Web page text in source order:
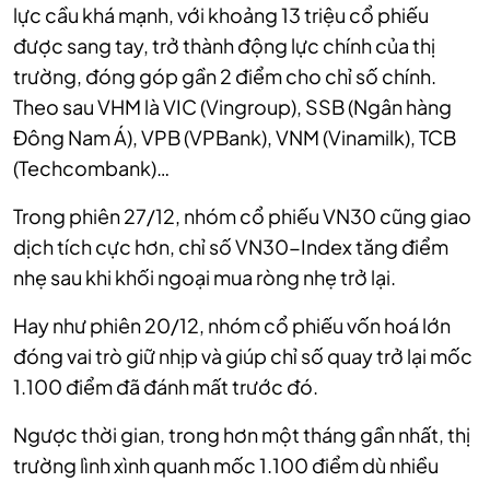
lực cầu khá mạnh, với khoảng 13 triệu cổ phiếu
được sang tay, trở thành động lực chính của thị
trường, đóng góp gần 2 điểm cho chỉ số chính.
Theo sau VHM là VIC (Vingroup), SSB (Ngân hàng
Đông Nam Á), VPB (VPBank), VNM (Vinamilk), TCB
(Techcombank)…
Trong phiên 27/12, nhóm cổ phiếu VN30 cũng giao
dịch tích cực hơn, chỉ số VN30-Index tăng điểm
nhẹ sau khi khối ngoại mua ròng nhẹ trở lại.
Hay như phiên 20/12, nhóm cổ phiếu vốn hoá lớn
đóng vai trò giữ nhịp và giúp chỉ số quay trở lại mốc
1.100 điểm đã đánh mất trước đó.
Ngược thời gian, trong hơn một tháng gần nhất, thị
trường lình xình quanh mốc 1.100 điểm dù nhiều